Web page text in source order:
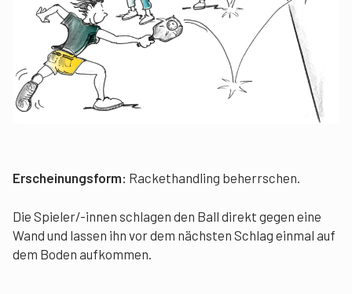
Erscheinungsform: Rackethandling beherrschen.
Die Spieler/-innen schlagen den Ball direkt gegen eine
Wand und lassen ihn vor dem nächsten Schlag einmal auf
dem Boden aufkommen.